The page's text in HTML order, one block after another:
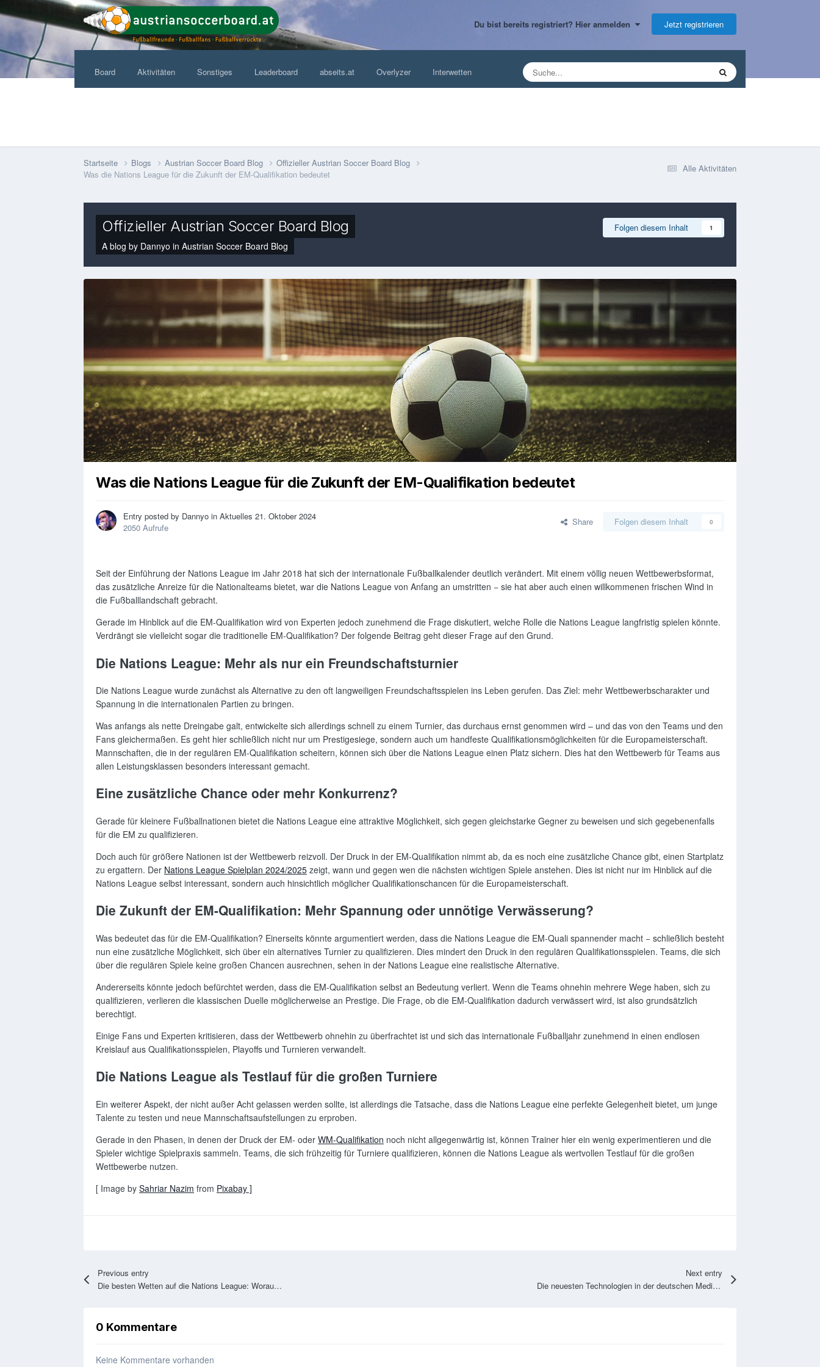
Du bist bereits registriert? Hier anmelden Jetzt registrieren
Board Aktivitäten Sonstiges Leaderboard abseits.at Overlyzer Interwetten
Alle Aktivitäten
Startseite Blogs Austrian Soccer Board Blog
Offizieller Austrian Soccer Board Blog
Was die Nations League für die Zukunft der EM-Qualifikation bedeutet
Folgen diesem Inhalt 1
Offizieller Austrian Soccer Board Blog
A blog by Dannyo in Austrian Soccer Board Blog
Was die Nations League für die Zukunft der EM-Qualifikation bedeutet
Entry posted by Dannyo in Aktuelles 21. Oktober 2024
2050 Aufrufe
Share Folgen diesem Inhalt 0
Seit der Einführung der Nations League im Jahr 2018 hat sich der internationale Fußballkalender deutlich verändert. Mit einem völlig neuen Wettbewerbsformat,
das zusätzliche Anreize für die Nationalteams bietet, war die Nations League von Anfang an umstritten − sie hat aber auch einen willkommenen frischen Wind in
die Fußballlandschaft gebracht.
Gerade im Hinblick auf die EM-Qualifikation wird von Experten jedoch zunehmend die Frage diskutiert, welche Rolle die Nations League langfristig spielen könnte.
Verdrängt sie vielleicht sogar die traditionelle EM-Qualifikation? Der folgende Beitrag geht dieser Frage auf den Grund.
Die Nations League: Mehr als nur ein Freundschaftsturnier
Die Nations League wurde zunächst als Alternative zu den oft langweiligen Freundschaftsspielen ins Leben gerufen. Das Ziel: mehr Wettbewerbscharakter und
Spannung in die internationalen Partien zu bringen.
Was anfangs als nette Dreingabe galt, entwickelte sich allerdings schnell zu einem Turnier, das durchaus ernst genommen wird – und das von den Teams und den
Fans gleichermaßen. Es geht hier schließlich nicht nur um Prestigesiege, sondern auch um handfeste Qualifikationsmöglichkeiten für die Europameisterschaft.
Mannschaften, die in der regulären EM-Qualifikation scheitern, können sich über die Nations League einen Platz sichern. Dies hat den Wettbewerb für Teams aus
allen Leistungsklassen besonders interessant gemacht.
Eine zusätzliche Chance oder mehr Konkurrenz?
Gerade für kleinere Fußballnationen bietet die Nations League eine attraktive Möglichkeit, sich gegen gleichstarke Gegner zu beweisen und sich gegebenenfalls
für die EM zu qualifizieren.
Doch auch für größere Nationen ist der Wettbewerb reizvoll. Der Druck in der EM-Qualifikation nimmt ab, da es noch eine zusätzliche Chance gibt, einen Startplatz
zu ergattern. Der Nations League Spielplan 2024/2025 zeigt, wann und gegen wen die nächsten wichtigen Spiele anstehen. Dies ist nicht nur im Hinblick auf die
Nations League selbst interessant, sondern auch hinsichtlich möglicher Qualifikationschancen für die Europameisterschaft.
Die Zukunft der EM-Qualifikation: Mehr Spannung oder unnötige Verwässerung?
Was bedeutet das für die EM-Qualifikation? Einerseits könnte argumentiert werden, dass die Nations League die EM-Quali spannender macht − schließlich besteht
nun eine zusätzliche Möglichkeit, sich über ein alternatives Turnier zu qualifizieren. Dies mindert den Druck in den regulären Qualifikationsspielen. Teams, die sich
über die regulären Spiele keine großen Chancen ausrechnen, sehen in der Nations League eine realistische Alternative.
Andererseits könnte jedoch befürchtet werden, dass die EM-Qualifikation selbst an Bedeutung verliert. Wenn die Teams ohnehin mehrere Wege haben, sich zu
qualifizieren, verlieren die klassischen Duelle möglicherweise an Prestige. Die Frage, ob die EM-Qualifikation dadurch verwässert wird, ist also grundsätzlich
berechtigt.
Einige Fans und Experten kritisieren, dass der Wettbewerb ohnehin zu überfrachtet ist und sich das internationale Fußballjahr zunehmend in einen endlosen
Kreislauf aus Qualifikationsspielen, Playoffs und Turnieren verwandelt.
Die Nations League als Testlauf für die großen Turniere
Ein weiterer Aspekt, der nicht außer Acht gelassen werden sollte, ist allerdings die Tatsache, dass die Nations League eine perfekte Gelegenheit bietet, um junge
Talente zu testen und neue Mannschaftsaufstellungen zu erproben.
Gerade in den Phasen, in denen der Druck der EM- oder WM-Qualifikation noch nicht allgegenwärtig ist, können Trainer hier ein wenig experimentieren und die
Spieler wichtige Spielpraxis sammeln. Teams, die sich frühzeitig für Turniere qualifizieren, können die Nations League als wertvollen Testlauf für die großen
Wettbewerbe nutzen.
[ Image by Sahriar Nazim from Pixabay ]
Previous entry
Die besten Wetten auf die Nations League: Worauf setzen die Experten?
Next entry
Die neuesten Technologien in der deutschen Medizinbranche
0 Kommentare
Keine Kommentare vorhanden